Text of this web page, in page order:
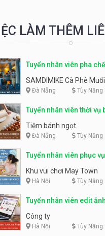
LÀM THÊM
Tuyển nhân viên pha
parttime
SAMDIMIKE Cà Phê Muối
Đà Nẵng Tùy Năng
Tuyển nhân viên thời vụ
parttime
Tiệm bánh ngọt
Đà Nẵng Tùy Năng
Tuyển nhân viên phục
parttime linh động
Khu vui chơi May Town
Hà Nội Tùy Năng
Tuyển nhân viên edit
Công ty
Hà Nội Tùy Năng